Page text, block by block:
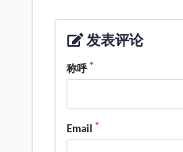
发表评论
称呼
Email